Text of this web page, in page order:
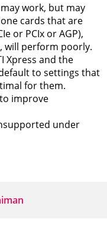
work, but may
cards that are
or PCIx or AGP),
will perform poorly.
Xpress and the
to settings that
for them.
improve
under